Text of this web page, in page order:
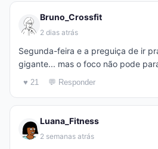
Bruno_Crossfit
2 dias atrás
Segunda-feira e a preguiça de ir
gigante... mas o foco não pode
♥ 21 💬 Responder
Luana_Fitness
2 semanas atrás